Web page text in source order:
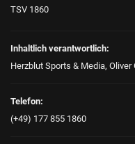
TSV 1860
Inhaltlich verantwortlich:
Herzblut Sports & Media,
Telefon:
(+49) 177 855 1860